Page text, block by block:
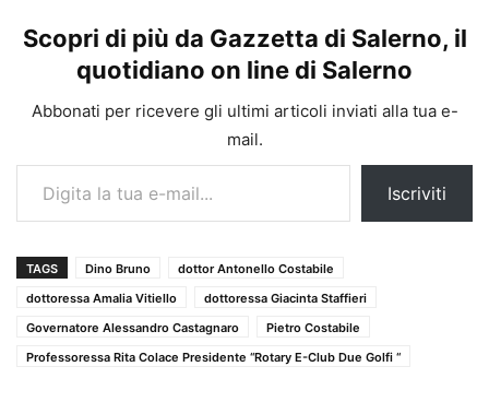
Scopri di più da Gazzetta di Salerno, il
quotidiano on line di Salerno
Abbonati per ricevere gli ultimi articoli inviati alla tua e-
mail.
Digita la tua e-mail...
Iscriviti
TAGS Dino Bruno
dottor Antonello Costabile
dottoressa Amalia Vitiello
dottoressa Giacinta Staffieri
Governatore Alessandro Castagnaro
Pietro Costabile
Professoressa Rita Colace Presidente “Rotary E-Club Due Golfi “